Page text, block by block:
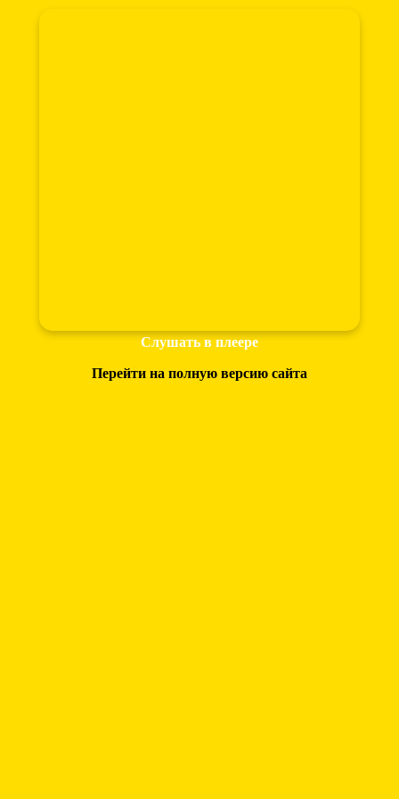
Слушать в плеере
Перейти на полную версию сайта